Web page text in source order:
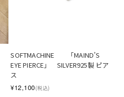
SOFTMACHINE　　「MAIND’S
EYE PIERCE」　SILVER925製 ピア
ス
¥12,100(税込)